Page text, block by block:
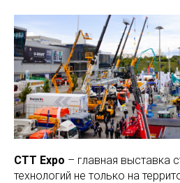
СТТ Expo – главная выставка
технологий не только на